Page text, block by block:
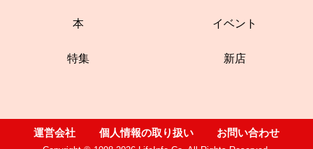
本 イベント
特集 新店
運営会社 個人情報の取り扱い お問い合わせ